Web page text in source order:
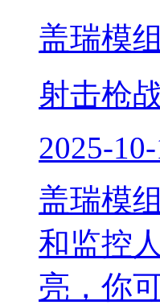
盖瑞模
射击枪
2025-
盖瑞模
和监控
亮，你